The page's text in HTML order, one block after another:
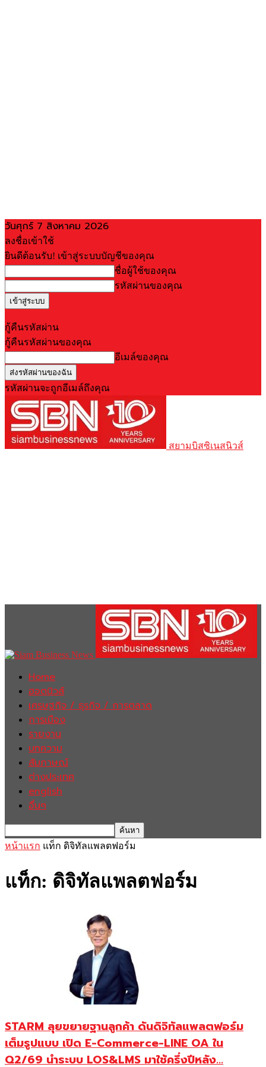
วันศุกร์ 7 สิงหาคม 2026
ลงชื่อเข้าใช้
ยินดีต้อนรับ! เข้าสู่ระบบบัญชีของคุณ
ชื่อผู้ใช้ของคุณ
รหัสผ่านของคุณ
กู้คืนรหัสผ่าน
กู้คืนรหัสผ่านของคุณ
อีเมล์ของคุณ
รหัสผ่านจะถูกอีเมล์ถึงคุณ
สยามบิสซิเนสนิวส์
Home
ฮอตนิวส์
เศรษฐกิจ / ธุรกิจ / การตลาด
การเมือง
รายงาน
บทความ
สัมภาษณ์
ต่างประเทศ
english
อื่นๆ
หน้าแรก แท็ก ดิจิทัลแพลตฟอร์ม
แท็ก: ดิจิทัลแพลตฟอร์ม
STARM ลุยขยายฐานลูกค้า ดันดิจิทัลแพลตฟอร์ม
เต็มรูปแบบ เปิด E-Commerce-LINE OA ใน
Q2/69 นำระบบ LOS&LMS มาใช้ครึ่งปีหลัง...